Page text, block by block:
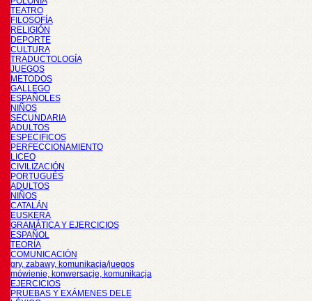
TEATRO
FILOSOFÍA
RELIGIÓN
DEPORTE
CULTURA
TRADUCTOLOGÍA
JUEGOS
METODOS
GALLEGO
ESPAÑOLES
NIÑOS
SECUNDARIA
ADULTOS
ESPECIFICOS
PERFECCIONAMIENTO
LICEO
CIVILIZACIÓN
PORTUGUÉS
ADULTOS
NIÑOS
CATALÁN
EUSKERA
GRAMÁTICA Y EJERCICIOS
ESPAÑOL
TEORÍA
COMUNICACIÓN
gry, zabawy, komunikacja/juegos
mówienie, konwersacje, komunikacja
EJERCICIOS
PRUEBAS Y EXÁMENES DELE